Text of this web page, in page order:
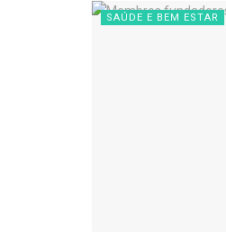
SAÚDE E BEM ESTAR